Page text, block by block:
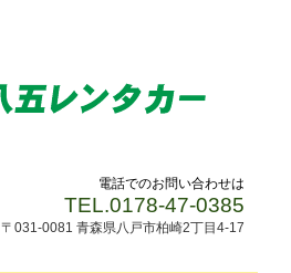
電話でのお問い合わせは
TEL.0178-47-0385
〒031-0081 青森県八戸市柏崎2丁目4-17